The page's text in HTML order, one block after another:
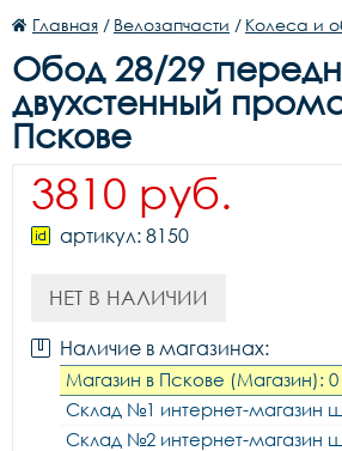
Главная / Велозапчасти / Колеса и
Обод 28/29
двухстенный
Пскове
3810 руб.
артикул: 8150
НЕТ В НАЛИЧИИ
Наличие в магазинах:
Магазин в Пскове (Магазин):
Склад №1 интернет-магазин
Склад №2 интернет-магазин